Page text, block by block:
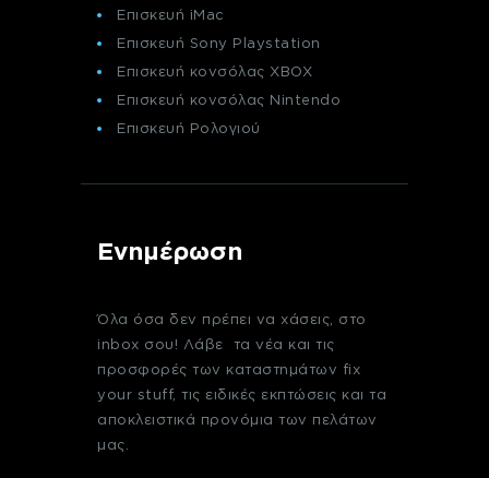
Επισκευή iMac
Επισκευή Sony Playstation
Επισκευή κονσόλας XBOX
Επισκευή κονσόλας Nintendo
Επισκευή Ρολογιού
Ενημέρωση
Όλα όσα δεν πρέπει να χάσεις, στο
inbox σου! Λάβε τα νέα και τις
προσφορές των καταστημάτων fix
your stuff, τις ειδικές εκπτώσεις και τα
αποκλειστικά προνόμια των πελάτων
μας.